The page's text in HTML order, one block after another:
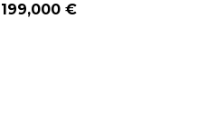
199,000 €